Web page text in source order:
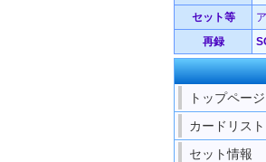
セット等
再録
トップページ
カードリスト
セット情報